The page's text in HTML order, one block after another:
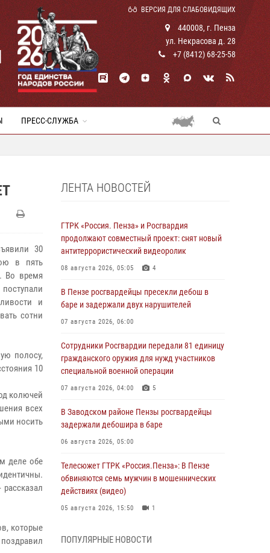
ВЕРСИЯ ДЛЯ СЛАБОВИДЯЩИХ
440008, г. Пенза
ул. Некрасова д. 28
+7 (8412) 68-25-58
ПРЕСС-СЛУЖБА
30
в пять
Во время
и
сотни
полосу,
10
колючей
всех
носить
деле обе
которые
ЛЕНТА НОВОСТЕЙ
ГТРК «Россия. Пенза» и Росгвардия
продолжают совместный проект: снят новый
антитеррористический видеоролик
08 августа 2026, 05:05 4
В Пензе росгвардейцы пресекли дебош в
баре и задержали двух нарушителей
07 августа 2026, 06:00
Сотрудники Росгвардии передали 81 единицу
гражданского оружия для нужд участников
специальной военной операции
07 августа 2026, 04:00 5
В Заводском районе Пензы росгвардейцы
задержали дебошира в баре
06 августа 2026, 05:00
Телесюжет ГТРК «Россия.Пенза»: В Пензе
обвиняются семь мужчин в мошеннических
действиях (видео)
05 августа 2026, 15:50 1
легендарного генерала Яковлева
ПОПУЛЯРНЫЕ НОВОСТИ